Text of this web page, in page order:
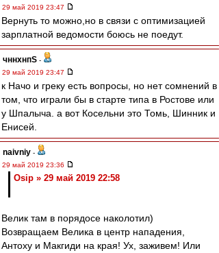
29 май 2019 23:47
Вернуть то можно,но в связи с оптимизацией
зарплатной ведомости боюсь не поедут.
чннхнпS -
29 май 2019 23:47
к Начо и греку есть вопросы, но нет сомнений в
том, что играли бы в старте типа в Ростове или
у Шпалыча. а вот Косельни это Томь, Шинник и
Енисей.
naivniy -
29 май 2019 23:36
Osip » 29 май 2019 22:58
Велик там в порядосе наколотил)
Возвращаем Велика в центр нападения,
Антоху и Макгиди на края! Ух, заживем! Или